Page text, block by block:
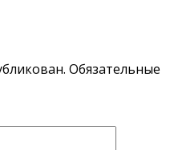
Обязательные